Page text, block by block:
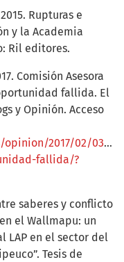
Rupturas e
y la Academia
Ril editores.
Comisión Asesora
fallida. El
y Opinión. Acceso
2017/02/03/
fallida/?
saberes y conflicto
el Wallmapu: un
LAP en el sector del
Tesis de